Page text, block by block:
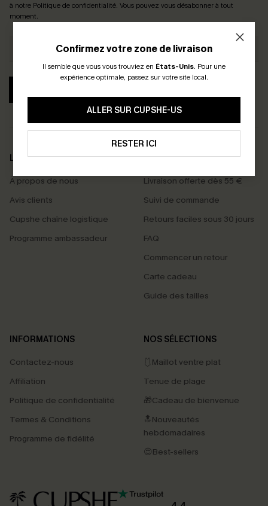
Confirmez votre zone de livraison
Il semble que vous vous trouviez en États-Unis. Pour une
expérience optimale, passez sur votre site local.
ALLER SUR CUPSHE-US
RESTER ICI
à notre Politique de confidentialité. Vous pouvez vous désabonner à tout
moment.
LA MARQUE
À propos de nous
Avis clients
Cupshe chaîne logistique
Programme ambassadeur
SERVICES
Livraison offerte dès 55 €
Suivi de commande
Retours faciles sous 30 jours
FAQ
Commencer un retour
Carte cadeau
Guide des tailles
INFORMATIONS
Contactez-nous
Affiliation
Politique de confidentialité
Termes & Conditions
Programme de fidélité
NOS SÉLECTIONS
🩱Maillot ventre plat
Tenue de plage
🎁Cadeau de bienvenue
🔝Nouveautés
hebdomadaires
😍Best-sellers